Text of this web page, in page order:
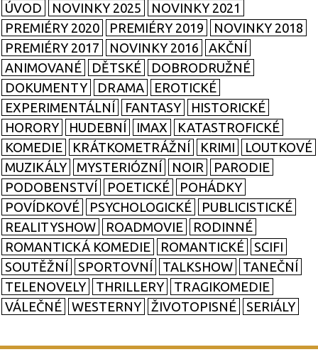
ÚVOD NOVINKY 2025
NOVINKY 2021
PREMIÉRY 2020
PREMIÉRY 2019
NOVINKY 2018
PREMIÉRY 2017
NOVINKY 2016
AKČNÍ
ANIMOVANÉ
DĚTSKÉ
DOBRODRUŽNÉ
DOKUMENTY
DRAMA
EROTICKÉ
EXPERIMENTÁLNÍ
FANTASY
HISTORICKÉ
HORORY
HUDEBNÍ IMAX
KATASTROFICKÉ
KOMEDIE
KRÁTKOMETRÁŽNÍ KRIMI
LOUTKOVÉ
MUZIKÁLY
MYSTERIÓZNÍ NOIR
PARODIE
PODOBENSTVÍ
POETICKÉ
POHÁDKY
POVÍDKOVÉ
PSYCHOLOGICKÉ
PUBLICISTICKÉ
REALITYSHOW
ROADMOVIE
RODINNÉ
ROMANTICKÁ KOMEDIE
ROMANTICKÉ
SCIFI
SOUTĚŽNÍ
SPORTOVNÍ TALKSHOW
TANEČNÍ
TELENOVELY
THRILLERY
TRAGIKOMEDIE
VÁLEČNÉ
WESTERNY ŽIVOTOPISNÉ SERIÁLY